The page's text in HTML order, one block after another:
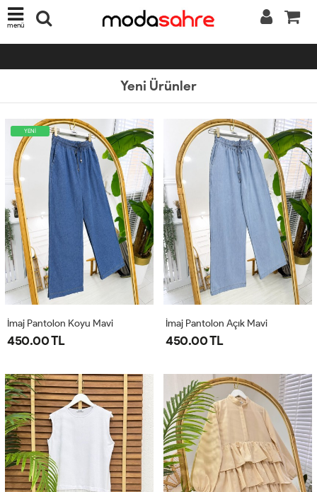
menü
Yeni Ürünler
YENİ
İmaj Pantolon Koyu Mavi
450.00 TL
İmaj Pantolon Açık Mavi
450.00 TL